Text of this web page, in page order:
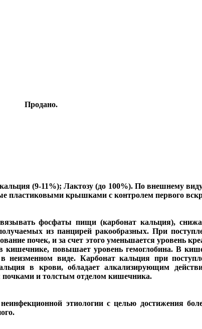
Продано.
(9-11%); Лактозу (до 100%). По внешнему
пластиковыми крышками с контролем первого
фосфаты пищи (карбонат кальция),
из панцирей ракообразных. При
почек, и за счет этого уменьшается уровень
повышает уровень гемоглобина. В
виде. Карбонат кальция при
в крови, обладает алкализирующим
почками и толстым отделом кишечника.
этиологии с целью достижения